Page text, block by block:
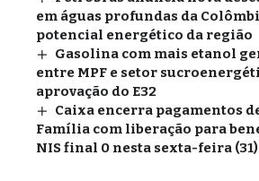
em águas profundas da
potencial energético da região
Gasolina com mais etanol
entre MPF e setor
aprovação do E32
Caixa encerra pagamentos
Família com liberação para
NIS final 0 nesta sexta-feira (31)